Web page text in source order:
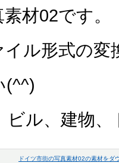
材02です。
ル形式の変
(^^)
ビル、建物
ドイツ市街の写真素材02の素材をダ